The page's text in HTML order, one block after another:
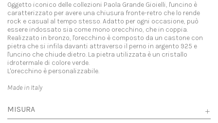
Oggetto iconico delle collezioni Paola Grande Gioielli, l'uncino è
caratterizzato per avere una chiusura fronte-retro che lo rende
rock e casual al tempo stesso. Adatto per ogni occasione, può
essere indossato sia come mono orecchino, che in coppia.
Realizzato in bronzo, l'orecchino è composto da un castone con
pietra che si infila davanti attraverso il perno in argento 925 e
l'uncino che chiude dietro. La pietra utilizzata è un cristallo
idrotermale di colore verde.
L'orecchino è personalizzabile.
Made in Italy
MISURA